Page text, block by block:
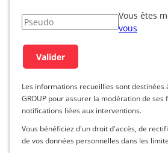
Vous êtes
vous
Les informations recueillies sont destinées
GROUP pour assurer la modération de ses
notifications liées aux interventions.
Vous bénéficiez d'un droit d'accès, de
de vos données personnelles dans les